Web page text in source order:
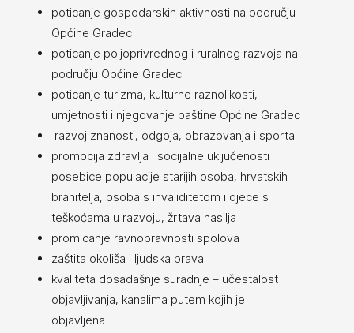
poticanje gospodarskih aktivnosti na području
Općine Gradec
poticanje poljoprivrednog i ruralnog razvoja na
području Općine Gradec
poticanje turizma, kulturne raznolikosti,
umjetnosti i njegovanje baštine Općine Gradec
razvoj znanosti, odgoja, obrazovanja i sporta
promocija zdravlja i socijalne uključenosti
posebice populacije starijih osoba, hrvatskih
branitelja, osoba s invaliditetom i djece s
teškoćama u razvoju, žrtava nasilja
promicanje ravnopravnosti spolova
zaštita okoliša i ljudska prava
kvaliteta dosadašnje suradnje – učestalost
objavljivanja, kanalima putem kojih je
objavljena.